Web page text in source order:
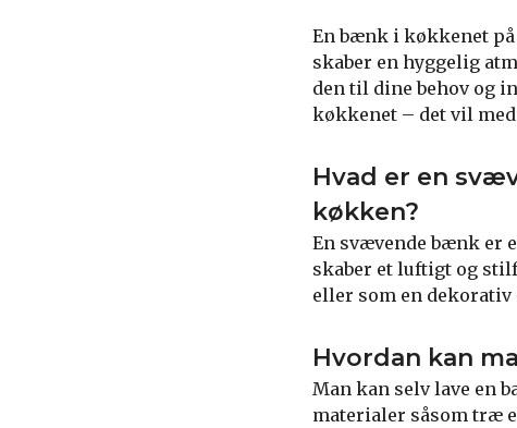
En bænk i køkkenet
skaber en hyggelig
den til dine behov og
køkkenet – det vil
Hvad er en
køkken?
En svævende bænk er
skaber et luftigt og
eller som en
Hvordan kan
Man kan selv lave en
materialer såsom træ